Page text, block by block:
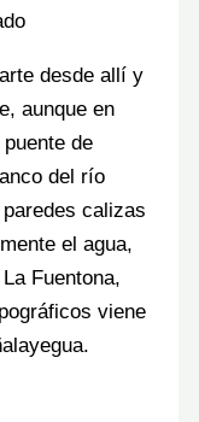
desde allí y
aunque en
de
del río
calizas
el agua,
Fuentona,
viene